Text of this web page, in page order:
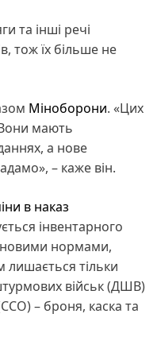
та інші речі
тож їх більше не
Міноборони. «Цих
мають
а нове
– каже він.
в наказ
інвентарного
новими нормами,
тільки
військ (ДШВ)
– броня, каска та